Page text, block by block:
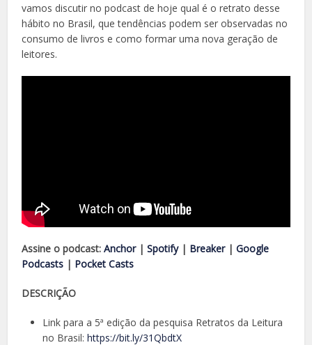
vamos discutir no podcast de hoje qual é o retrato desse
hábito no Brasil, que tendências podem ser observadas no
consumo de livros e como formar uma nova geração de
leitores.
Assine o podcast:Anchor|Spotify| Breaker|Google
Podcasts | Pocket Casts
DESCRIÇÃO
Link para a 5ª edição da pesquisa Retratos da Leitura
no Brasil:https://bit.ly/31QbdtX